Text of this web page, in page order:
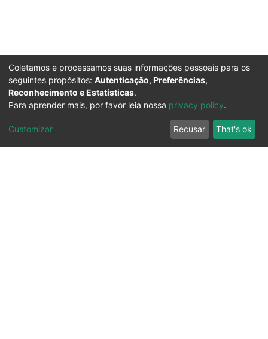
Coletamos e processamos suas informações pessoais para os
seguintes propósitos: Autenticação, Preferências,
Reconhecimento e Estatísticas.
Para aprender mais, por favor leia nossa privacy policy.
Customizar Recusar That's ok